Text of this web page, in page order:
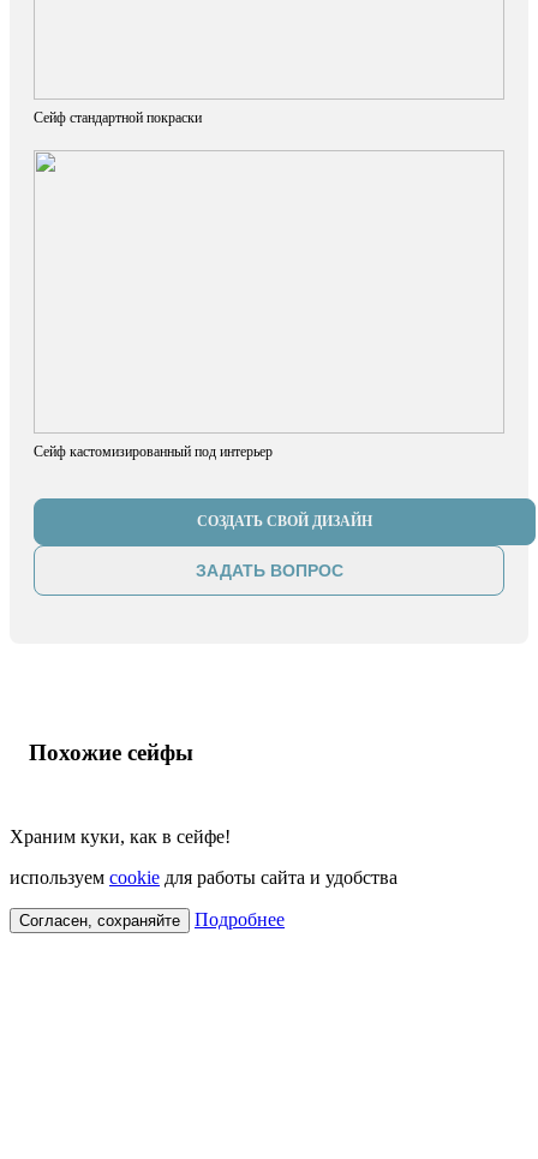
Сейф стандартной покраски
Сейф кастомизированный под интерьер
СОЗДАТЬ СВОЙ ДИЗАЙН
ЗАДАТЬ ВОПРОС
Похожие сейфы
Храним куки, как в сейфе!
используем cookie для работы сайта и удобства
Согласен, сохраняйте Подробнее